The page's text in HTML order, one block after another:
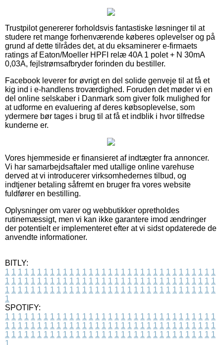
Trustpilot genererer forholdsvis fantastiske løsninger til at
studere ret mange forhenværende køberes oplevelser og på
grund af dette tilrådes det, at du eksaminerer e-firmaets
ratings af Eaton/Moeller HPFI relæ 40A 1 polet + N 30mA
0,03A, fejlstrømsafbryder forinden du bestiller.
Facebook leverer for øvrigt en del solide genveje til at få et
kig ind i e-handlens troværdighed. Foruden det møder vi en
del online selskaber i Danmark som giver folk mulighed for
at udforme en evaluering af deres købsoplevelse, som
ydermere bør tages i brug til at få et indblik i hvor tilfredse
kunderne er.
Vores hjemmeside er finansieret af indtægter fra annoncer.
Vi har samarbejdsaftaler med utallige online varehuse
derved at vi introducerer virksomhedernes tilbud, og
indtjener betaling såfremt en bruger fra vores website
fuldfører en bestilling.
Oplysninger om varer og webbutikker opretholdes
rutinemæssigt, men vi kan ikke garantere imod ændringer
der potentielt er implementeret efter at vi sidst opdaterede de
anvendte informationer.
BITLY:
1 1 1 1 1 1 1 1 1 1 1 1 1 1 1 1 1 1 1 1 1 1 1 1 1 1 1 1 1 1 1 1 1
1 1 1 1 1 1 1 1 1 1 1 1 1 1 1 1 1 1 1 1 1 1 1 1 1 1 1 1 1 1 1 1 1
1 1 1 1 1 1 1 1 1 1 1 1 1 1 1 1 1 1 1 1 1 1 1 1 1 1 1 1 1 1 1 1 1
1
SPOTIFY:
1 1 1 1 1 1 1 1 1 1 1 1 1 1 1 1 1 1 1 1 1 1 1 1 1 1 1 1 1 1 1 1 1
1 1 1 1 1 1 1 1 1 1 1 1 1 1 1 1 1 1 1 1 1 1 1 1 1 1 1 1 1 1 1 1 1
1 1 1 1 1 1 1 1 1 1 1 1 1 1 1 1 1 1 1 1 1 1 1 1 1 1 1 1 1 1 1 1 1
1